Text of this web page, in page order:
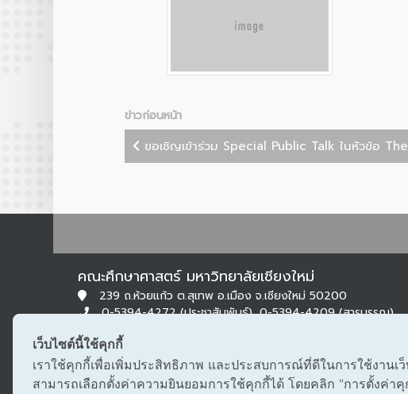
ข่าวก่อนหน้า
ขอเชิญเข้าร่วม Special Public Talk ในหัวข้อ
คณะศึกษาศาสตร์ มหาวิทยาลัยเชียงใหม่
239 ถ.ห้วยแก้ว ต.สุเทพ อ.เมือง จ.เชียงใหม่ 50200
0-5394-4272 (ประชาสัมพันธ์), 0-5394-4209 (สารบรรณ)
edu@cmu.ac.th, saraban_edu@cmu.ac.th
เว็บไซต์นี้ใช้คุกกี้
เราใช้คุกกี้เพื่อเพิ่มประสิทธิภาพ และประสบการณ์ที่ดีในการใช้งานเ
สามารถเลือกตั้งค่าความยินยอมการใช้คุกกี้ได้ โดยคลิก "การตั้งค่าคุ